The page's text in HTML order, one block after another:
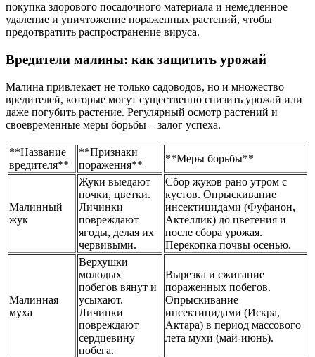
покупка здорового посадочного материала и немедленное
удаление и уничтожение пораженных растений, чтобы
предотвратить распространение вируса.
Вредители малины: как защитить урожай
Малина привлекает не только садоводов, но и множество
вредителей, которые могут существенно снизить урожай или
даже погубить растение. Регулярный осмотр растений и
своевременные меры борьбы – залог успеха.
**Название
вредителя**
**Признаки
поражения**
**Меры борьбы**
Малинный
жук
Жуки выедают
почки, цветки.
Личинки
повреждают
ягоды, делая их
червивыми.
Сбор жуков рано утром с
кустов. Опрыскивание
инсектицидами (Фуфанон,
Актеллик) до цветения и
после сбора урожая.
Перекопка почвы осенью.
Малинная
муха
Верхушки
молодых
побегов вянут и
усыхают.
Личинки
повреждают
сердцевину
побега.
Вырезка и сжигание
пораженных побегов.
Опрыскивание
инсектицидами (Искра,
Актара) в период массового
лета мухи (май-июнь).